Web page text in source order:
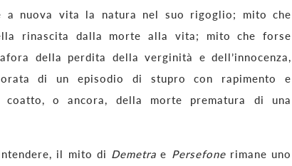
a nuova vita la natura nel suo rigoglio; mito che
rinascita dalla morte alla vita; mito che forse
della perdita della verginità e dell’innocenza,
di un episodio di stupro con rapimento e
coatto, o ancora, della morte prematura di una
il mito di Demetra e Persefonerimane uno